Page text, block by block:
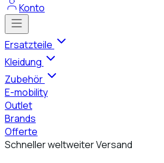
Konto
Ersatzteile
Kleidung
Zubehör
E-mobility
Outlet
Brands
Offerte
Schneller weltweiter Versand